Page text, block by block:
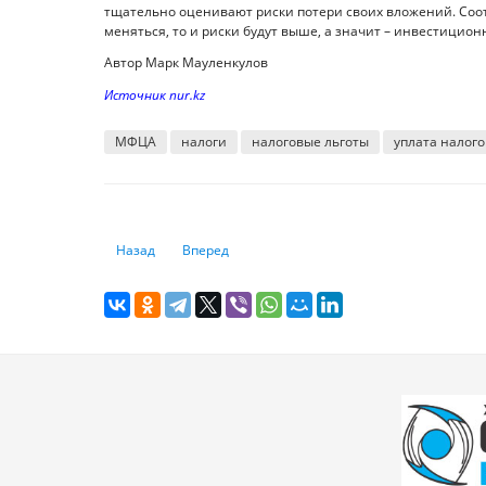
тщательно оценивают риски потери своих вложений.
меняться, то и риски будут выше, а значит –
Автор Марк Мауленкулов
Источник nur.kz
МФЦА налоги налоговые льготы уплата
Предыдущий: Как изменится жилищная политика в
Назад Следующий: Почему сумма пенсионных
Вперед